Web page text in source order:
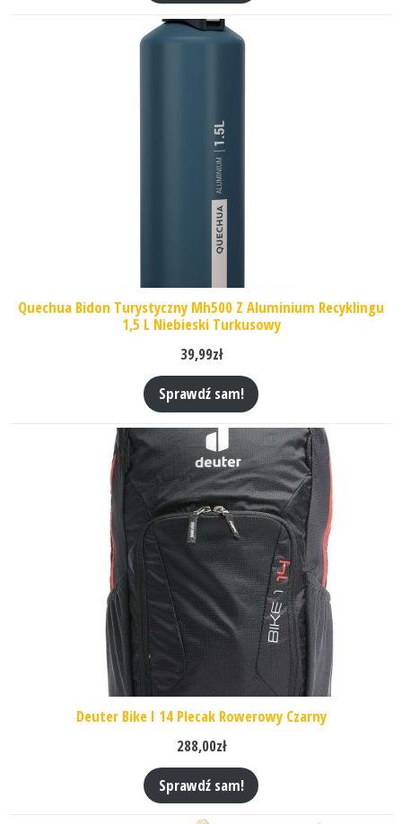
Quechua Bidon Turystyczny Mh500 Z Aluminium Recyklingu
1,5 L Niebieski Turkusowy
39,99zł
Sprawdź sam!
Deuter Bike I 14 Plecak Rowerowy Czarny
288,00zł
Sprawdź sam!